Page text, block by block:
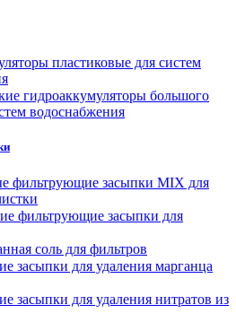
пластиковые для систем
гидроаккумуляторы большого
водоснабжения
фильтрующие засыпки MIX для
фильтрующие засыпки для
соль для фильтров
засыпки для удаления марганца
засыпки для удаления нитратов из